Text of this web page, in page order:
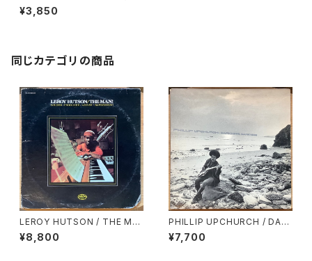
FOR REAL
¥3,850
同じカテゴリの商品
LEROY HUTSON / THE MA
N!
¥8,800
PHILLIP UPCHURCH / DAR
KNESS, DARKNESS
¥7,700